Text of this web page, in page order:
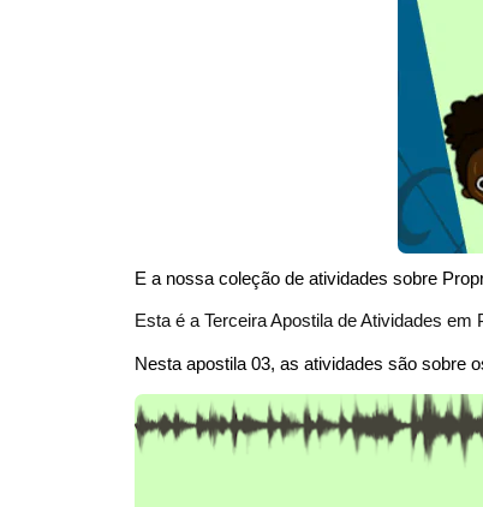
E a nossa coleção de atividades sobre
Esta é a Terceira Apostila de Atividades
Nesta apostila 03, as atividades são sobre